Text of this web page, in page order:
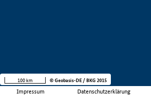
Impressum Datenschutzerklärung
100 km © Geobasis-DE / BKG 2015